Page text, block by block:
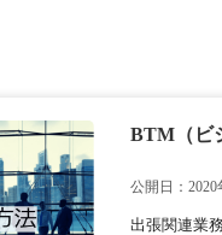
BTM（ビ
公開日：2020
出張関連業